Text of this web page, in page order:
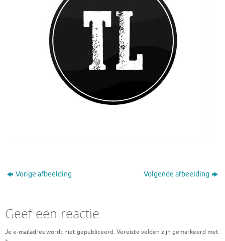
Vorige afbeelding Volgende afbeelding
Geef een reactie
Je e-mailadres wordt niet gepubliceerd. Vereiste velden zijn gemarkeerd met